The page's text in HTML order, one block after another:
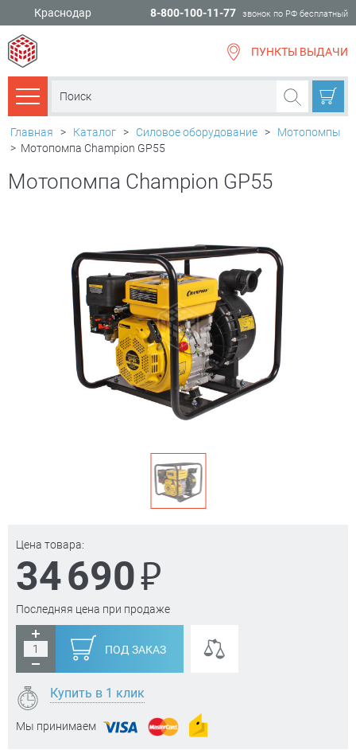
Краснодар 8-800-100-11-77 звонок по РФ бесплатный
ПУНКТЫ ВЫДАЧИ
Каталог товаров
Главная > Каталог > Силовое оборудование >
Мотопомпы
> Мотопомпа Champion GP55
Мотопомпа Champion GP55
Цена товара:
34 690₽
Последняя цена при продаже
ПОД ЗАКАЗ
Купить в 1 клик
Мы принимаем